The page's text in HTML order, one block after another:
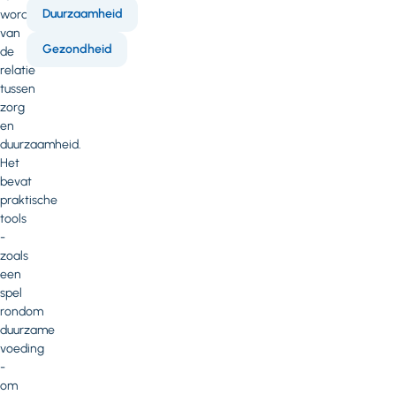
worden
van
de
relatie
tussen
zorg
en
duurzaamheid.
Het
bevat
praktische
tools
-
zoals
een
spel
rondom
duurzame
voeding
-
om
Duurzaamheid
Gezondheid